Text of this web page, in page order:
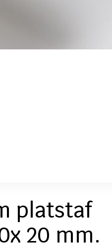
platstaf
20 mm.